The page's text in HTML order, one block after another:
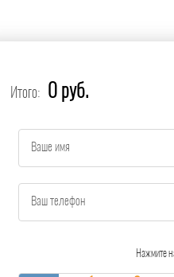
Итого: 0 руб.
Нажмите